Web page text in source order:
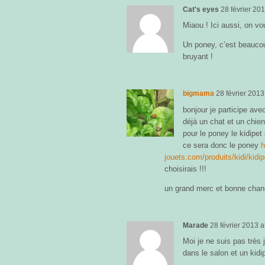
Cat's eyes 28 février
Miaou ! Ici aussi, on
Un poney, c’est
bruyant !
bigmama 28 février 2013
bonjour je participe
déjà un chat et un
pour le poney le
ce sera donc le poney
jouets.com/produits/kidi/
choisirais !!!
un grand merc et bonne
Marade 28 février 2013
Moi je ne suis pas très
dans le salon et un